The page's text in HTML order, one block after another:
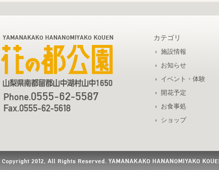
カテゴリ
施設情報
お知らせ
イベント・体験
開花予定
お食事処
ショップ